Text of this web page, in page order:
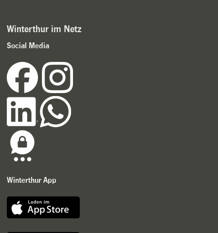
Winterthur im Netz
Social Media
Winterthur App